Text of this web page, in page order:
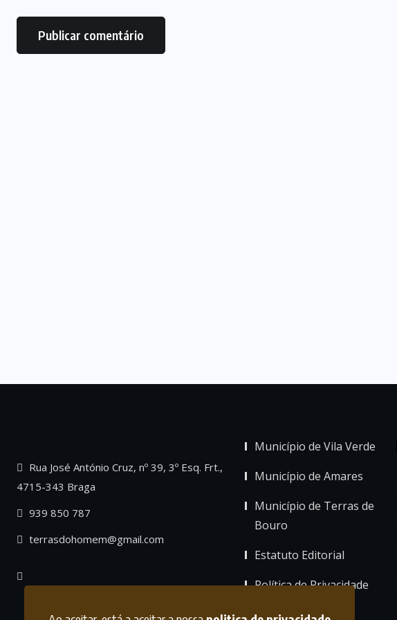
Rua José António Cruz, nº 39, 3º Esq. Frt.,
4715-343 Braga
939 850 787
terrasdohomem@gmail.com
Município de Vila Verde
Município de Amares
Município de Terras de
Bouro
Estatuto Editorial
Política de Privacidade